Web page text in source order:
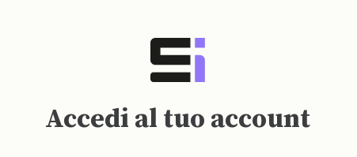
Accedi al tuo account